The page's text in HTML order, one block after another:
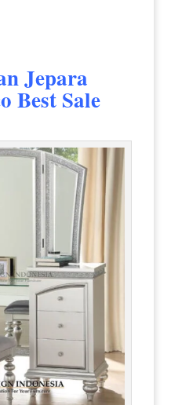
Jepara
Best Sale